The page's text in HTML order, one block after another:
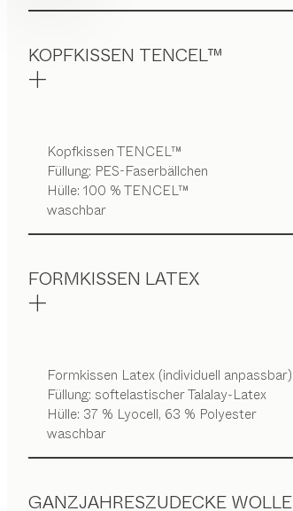
KOPFKISSEN TENCEL™
Kopfkissen TENCEL™
Füllung: PES-Faserbällchen
Hülle: 100 % TENCEL™
waschbar
FORMKISSEN LATEX
Formkissen Latex (individuell anpassbar)
Füllung: softelastischer Talalay-Latex
Hülle: 37 % Lyocell, 63 % Polyester
waschbar
GANZJAHRESZUDECKE WOLLE